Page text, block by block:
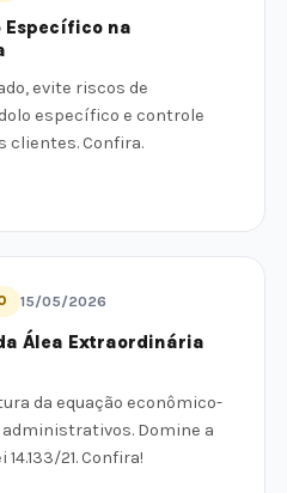
Específico na
evite riscos de
específico e controle
clientes. Confira.
15/05/2026
Álea Extraordinária
da equação econômico-
Domine a
21. Confira!